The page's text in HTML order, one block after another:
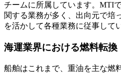
チームに所属しています。MTI
関する業務が多く、出向元で培
を活かして各種業務に従事して
海運業界における燃料転換
船舶はこれまで、重油を主な燃